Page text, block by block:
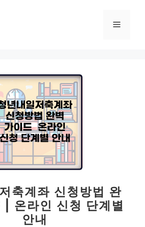
메
축계좌 신청방법 완
| 온라인 신청 단계별
안내